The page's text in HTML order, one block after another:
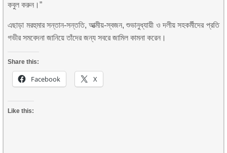
কবুল করুন।”
এছাড়া মরহুমার সন্তান-সন্ততি, আত্মীয়-স্বজন, শুভানুধ্যায়ী ও দলীয় সহকর্মীদের প্রতি
গভীর সমবেদনা জানিয়ে তাঁদের জন্য সবরে জামিল কামনা করেন।
Share this:
Facebook X
Like this: